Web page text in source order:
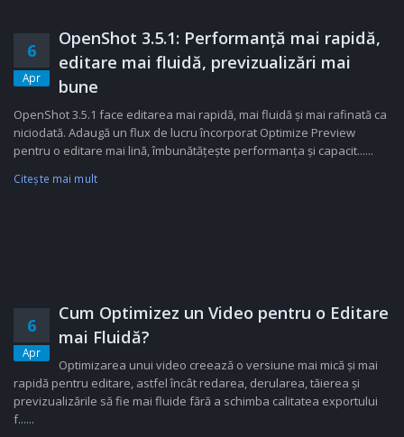
6
Apr
OpenShot 3.5.1: Performanță mai rapidă,
editare mai fluidă, previzualizări mai
bune
OpenShot 3.5.1 face editarea mai rapidă, mai fluidă și mai rafinată ca
niciodată. Adaugă un flux de lucru încorporat Optimize Preview
pentru o editare mai lină, îmbunătățește performanța și capacit......
Citeşte mai mult
6
Apr
Cum Optimizez un Video pentru o Editare
mai Fluidă?
Optimizarea unui video creează o versiune mai mică și mai
rapidă pentru editare, astfel încât redarea, derularea, tăierea și
previzualizările să fie mai fluide fără a schimba calitatea exportului
f......